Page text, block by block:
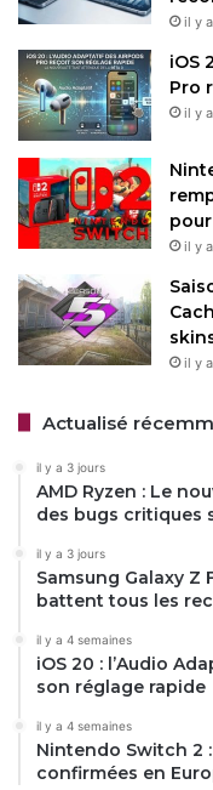
il y
iOS
Pro
il y
il y
il y
Actualisé
il y a 3 jours
AMD Ryzen : Le
des bugs critiques
il y a 3 jours
Samsung Galaxy Z
battent tous les
il y a 4 semaines
iOS 20 : l’Audio
son réglage rapide
il y a 4 semaines
Nintendo Switch 2
confirmées en